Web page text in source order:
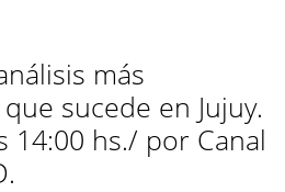
más
sucede en Jujuy.
14:00 hs./ por Canal